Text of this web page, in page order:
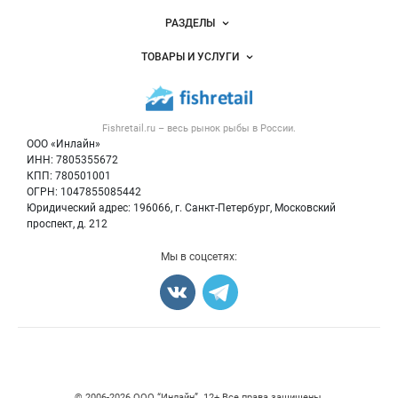
Fishretail.ru – весь рынок рыбы в России.
ООО «Инлайн»
ИНН: 7805355672
КПП: 780501001
ОГРН: 1047855085442
Юридический адрес: 196066, г. Санкт-Петербург, Московский
проспект, д. 212
Новости Fishretail.ru
Размещение рекламы
Публичная оферта
Контактная информация
Политика обработки персональных данных
РАЗДЕЛЫ
Объявления
Новости рынка
Блог
ТОВАРЫ И УСЛУГИ
Рыба
Икра
Мы в соцсетях: